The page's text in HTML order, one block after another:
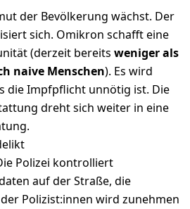
der Bevölkerung wächst. Der
sich. Omikron schafft eine
(derzeit bereits weniger als
naive Menschen). Es wird
die Impfpflicht unnötig ist. Die
dreht sich weiter in eine
Polizei kontrolliert
auf der Straße, die
Polizist:innen wird zunehmen